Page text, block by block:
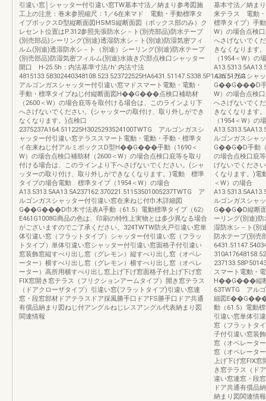
引違い窓│シャッター付引違い窓TW基本寸法／納まり参考図施
工上の注意：巻末参照縮尺：1／6在来マド 電動・手動標準タ
イプボックスD型縦断面図HSMS縦断面図（ボックス部のみ）ク
レセント位置はP.312参照先張防水シ－ト(別売部品)防水テープ
(別売部品)シーリング(別途)透湿防水シ－ト(別途)防湿気密フィ
ルム(別途)透湿防水シ－ト（別途）シーリング(別途)防水テープ
(別売部品)防湿気密フィルム(別途)水抜き穴部点検口シャッター
開口 H-25.5h：内法基準寸法/h’:内法寸法
4815133.58302440348108.523.523722525HA6431.51147.5338.5P1436.5176G
アルゴンガスシャッター付引違い窓マドスマート電動・電動・
手動・標準タイプねじ付縦断面図H��G���点検口補助材
（2600＜W）の場合庇等を取付ける場合は、このラインより下
へさげないでください。(シャッターの取付け、取り外しができ
なくなります。)点検口
2375237A164.511225H3025293524100TWTG アルゴンガスシ
ャッター付引違い窓テラススマート電動・電動・手動・標準タ
イ在来ねじ付アルミボックスD型H��G���手動（1690＜
W）の場合点検口補助材（2600＜W）の場合点検口庇等を取り
付ける場合は、このラインより下へさげないでください。(シャ
ッターの取り付け、取り外しができなくなります。)電動 標準
タイプの場合電動 標準タイプ（1954＜W）の場合
A13.5313.5AA13.5A237162.370221.51153501005237TWTG ア
ルゴンガスシャッター付引違い窓在来ねじ付巾木詳細図
G��G���D巾木寸法表A手動（61.5）電動標準タイプ（62）
E461G1008G商品の色は、印刷の特性上実物とは多少異なる場合
がございますのでご了承ください。324TWTW防火戸引違い窓単
体引違い窓（フラットタイプ）シャッター付引違い窓（フラッ
トタイプ）単体引違い窓シャッター付引違い窓面格子付引違い
窓装飾窓縦すべり出し窓（グレモン）縦すべり出し窓（オペレ
ーター）横すべり出し窓（グレモン）横すべり出し窓（オペレ
ーター）高所用横すべり出し窓上げ下げ窓面格子付上げ下げ窓
FIX窓開き窓テラス（フリクションアームタイプ）開き窓テラス
（ドアクローザタイプ）引違い窓(フラットタイプ)引違い窓連
窓・段窓部材ドアテラスドア採風勝手口ドアFS勝手口ドア共通
有償品納まり図ねじ付アングルねじレスアングル代表納まり図
関連情報
基本寸法／納ま
来テラス 電動
標準タイプ）手
W）の場合点検
へさげないでく
きなくなります
（1954＜W）の
ルゴンガスシャ
G��G���D手動
W）の場合点検
へさげないでく
きなくなります
（1954＜W）の
ルゴンガスシャ
G��G�D手動（
の場合点検口庇
げないでくださ
くなります。)
＜W）の場合
ルゴンガスシャ
G��G�D縦断面
ーリング(別途)
湿防水シ－ト(別
防水テープ(別売
スマート電動・
H��G���縦断
63TWTG アルゴ
細図E��G���B
動（61.5）電動
引違い窓単体引
窓（フラットタ
子付引違い窓装
窓（オペレータ
窓（オペレータ
上げ下げ窓FIX窓
き窓テラス（ド
違い窓連窓・段
ドア共通有償品
納まり図関連情報